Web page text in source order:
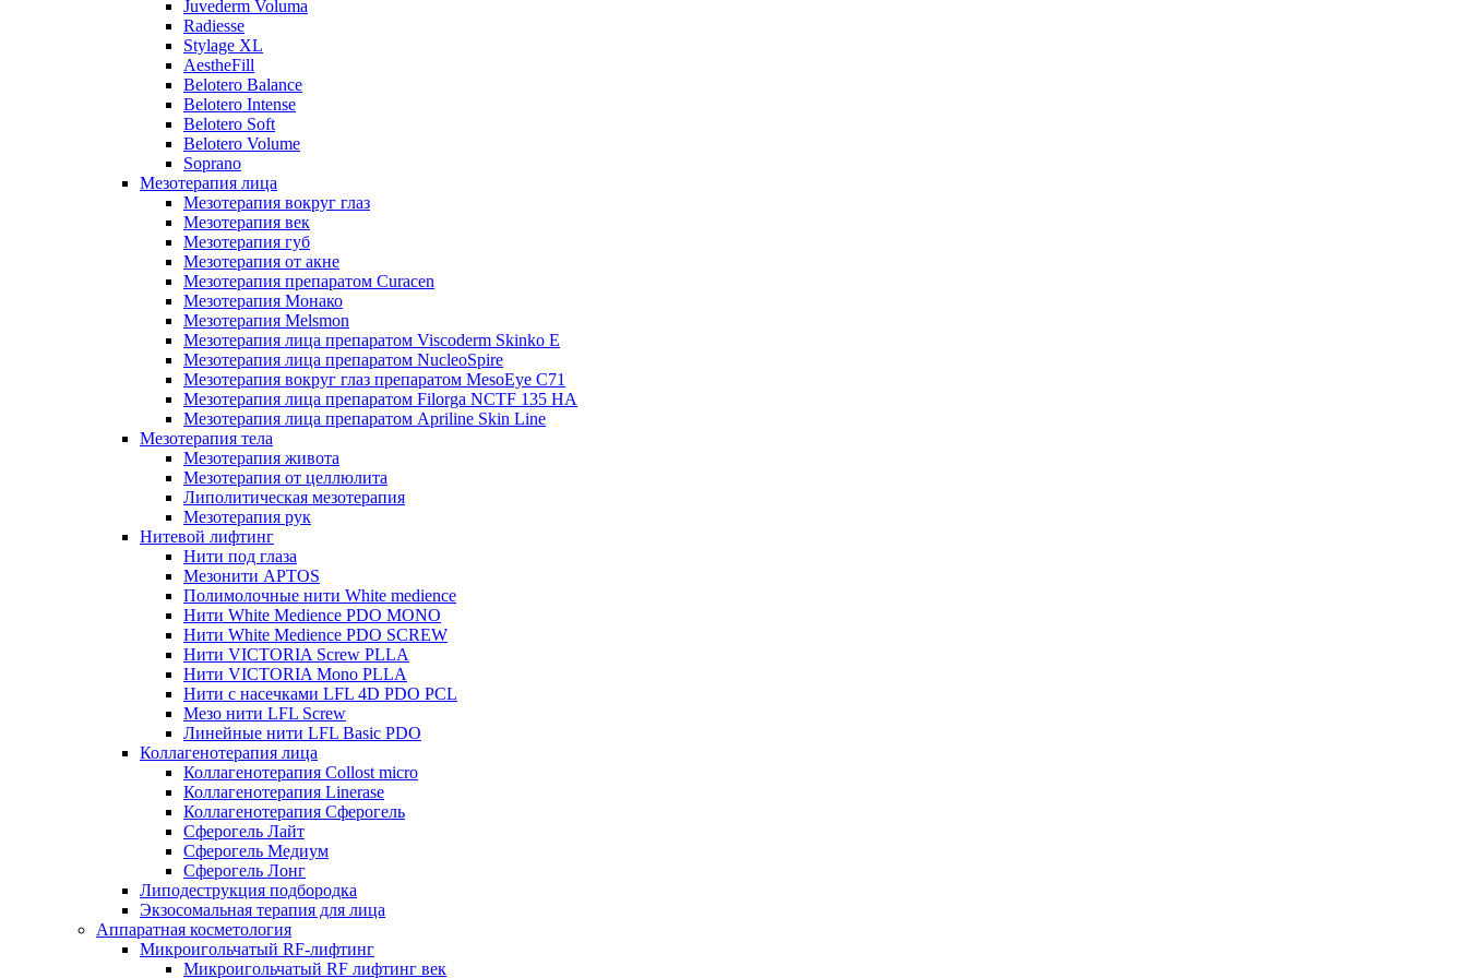
Juvederm Voluma
Radiesse
Stylage XL
AestheFill
Belotero Balance
Belotero Intense
Belotero Soft
Belotero Volume
Soprano
Мезотерапия лица
Мезотерапия вокруг глаз
Мезотерапия век
Мезотерапия губ
Мезотерапия от акне
Мезотерапия препаратом Curacen
Мезотерапия Монако
Мезотерапия Melsmon
Мезотерапия лица препаратом Viscoderm Skinko E
Мезотерапия лица препаратом NucleoSpire
Мезотерапия вокруг глаз препаратом MesoEye С71
Мезотерапия лица препаратом Filorga NCTF 135 HA
Мезотерапия лица препаратом Apriline Skin Line
Мезотерапия тела
Мезотерапия живота
Мезотерапия от целлюлита
Липолитическая мезотерапия
Мезотерапия рук
Нитевой лифтинг
Нити под глаза
Мезонити APTOS
Полимолочные нити White medience
Нити White Medience PDO MONO
Нити White Medience PDO SCREW
Нити VICTORIA Screw PLLA
Нити VICTORIA Mono PLLA
Нити с насечками LFL 4D PDO PCL
Мезо нити LFL Screw
Линейные нити LFL Basic PDO
Коллагенотерапия лица
Коллагенотерапия Collost micro
Коллагенотерапия Linerase
Коллагенотерапия Сферогель
Сферогель Лайт
Сферогель Медиум
Сферогель Лонг
Липодеструкция подбородка
Экзосомальная терапия для лица
Аппаратная косметология
Микроигольчатый RF-лифтинг
Микроигольчатый RF лифтинг век